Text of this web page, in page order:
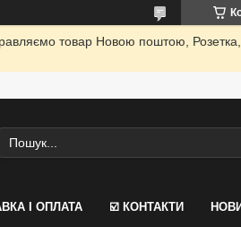
товар Новою поштою,
І ОПЛАТА ☑️ КОНТАКТИ